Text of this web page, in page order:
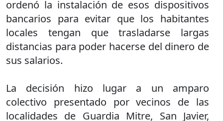
ordenó la instalación de esos dispositivos
bancarios para evitar que los habitantes
locales tengan que trasladarse largas
distancias para poder hacerse del dinero de
sus salarios.
La decisión hizo lugar a un amparo
colectivo presentado por vecinos de las
localidades de Guardia Mitre, San Javier,